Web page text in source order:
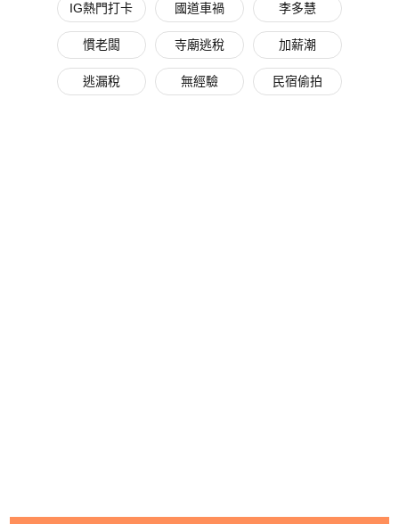
IG熱門打卡 國道車禍 李多慧
慣老闆 寺廟逃稅 加薪潮
逃漏稅 無經驗 民宿偷拍